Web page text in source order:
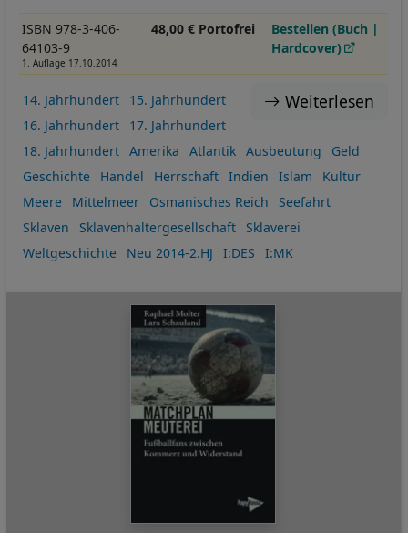
ISBN 978-3-406-
64103-9
1. Auflage 17.10.2014
48,00 € Portofrei
Bestellen (Buch |
Hardcover)
Weiterlesen
14. Jahrhundert
15. Jahrhundert
16. Jahrhundert
17. Jahrhundert
18. Jahrhundert
Amerika Atlantik Ausbeutung
Geld
Geschichte
Handel Herrschaft Indien Islam
Kultur
Meere
Mittelmeer Osmanisches Reich
Seefahrt
Sklaven
Sklavenhaltergesellschaft
Sklaverei
Weltgeschichte
Neu 2014-2.HJ I:DES I:MK